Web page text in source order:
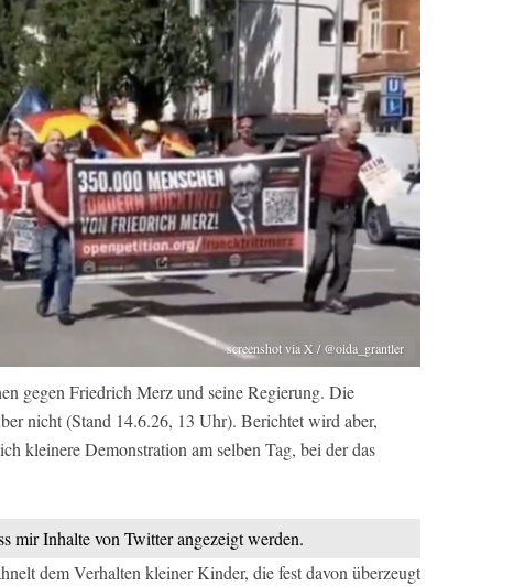
screenshot via X / @oida_grantler
gegen Friedrich Merz und seine Regierung. Die
nicht (Stand 14.6.26, 13 Uhr). Berichtet wird aber,
kleinere Demonstration am selben Tag, bei der das
mir Inhalte von Twitter angezeigt werden.
dem Verhalten kleiner Kinder, die fest davon überzeugt